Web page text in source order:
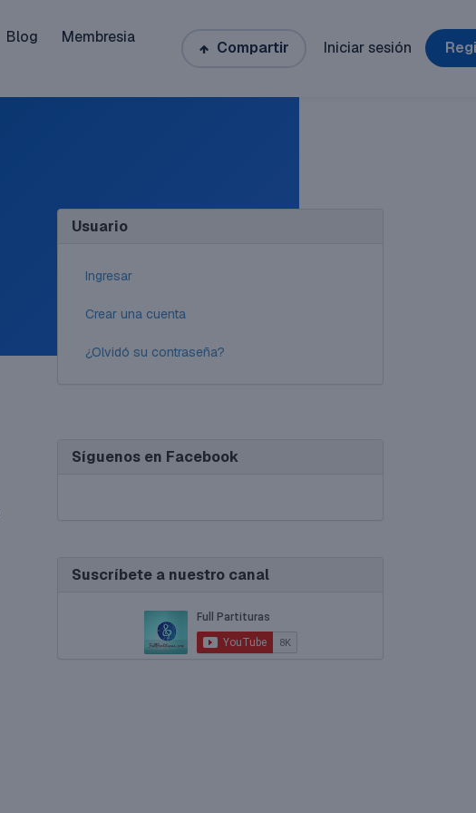
Blog Membresia
Compartir Iniciar sesión
Usuario
Ingresar
Crear una cuenta
¿Olvidó su contraseña?
Síguenos en Facebook
Suscríbete a nuestro canal